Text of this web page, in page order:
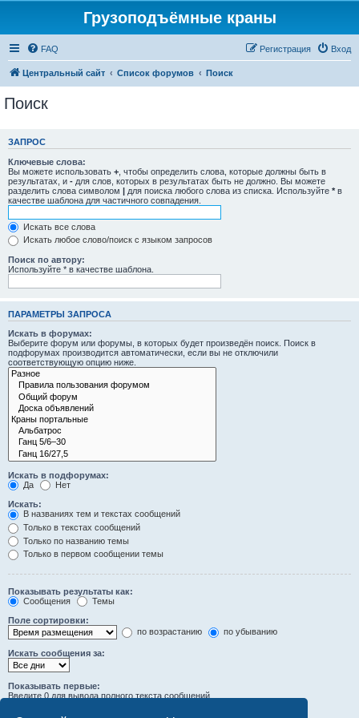
Грузоподъёмные краны
FAQ Вход
Регистрация
Центральный сайт Список форумов Поиск
Поиск
ЗАПРОС
Ключевые слова:
Вы можете использовать + , чтобы определить слова, которые должны быть в
результатах, и - для слов, которых в результатах быть не должно. Вы можете
разделить слова символом | для поиска любого слова из списка. Используйте * в
качестве шаблона для частичного совпадения.
Искать все слова
Искать любое слово/поиск с языком запросов
Поиск по автору:
Используйте * в качестве шаблона.
ПАРАМЕТРЫ ЗАПРОСА
Искать в форумах:
Выберите форум или форумы, в которых будет произведён поиск. Поиск в
подфорумах производится автоматически, если вы не отключили
соответствующую опцию ниже.
Искать в подфорумах:
Да
Нет
Искать:
В названиях тем и текстах сообщений
Только в текстах сообщений
Только по названию темы
Только в первом сообщении темы
Показывать результаты как:
Сообщения
Темы
Поле сортировки:
по возрастанию
по убыванию
Искать сообщения за:
Показывать первые:
Введите 0 для вывода полного текста сообщений.